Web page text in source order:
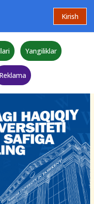
Kirish
Yangiliklar
Reklama